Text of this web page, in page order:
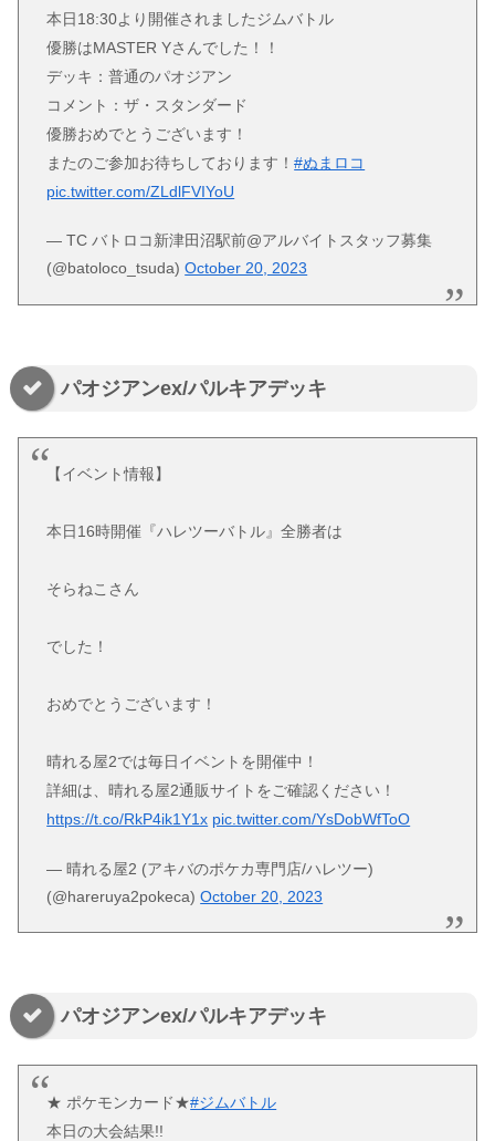
本日18:30より開催されましたジムバトル
優勝はMASTER Yさんでした！！
デッキ：普通のパオジアン
コメント：ザ・スタンダード
優勝おめでとうございます！
またのご参加お待ちしております！#ぬまロコ
pic.twitter.com/ZLdlFVIYoU
— TC バトロコ新津田沼駅前@アルバイトスタッフ募集
(@batoloco_tsuda)October 20, 2023
パオジアンex/パルキアデッキ
【イベント情報】
本日16時開催『ハレツーバトル』全勝者は
そらねこさん
でした！
おめでとうございます！
晴れる屋2では毎日イベントを開催中！
詳細は、晴れる屋2通販サイトをご確認ください！
https://t.co/RkP4ik1Y1x pic.twitter.com/YsDobWfToO
— 晴れる屋2 (アキバのポケカ専門店/ハレツー)
(@hareruya2pokeca)October 20, 2023
パオジアンex/パルキアデッキ
★ ポケモンカード★#ジムバトル
本日の大会結果!!